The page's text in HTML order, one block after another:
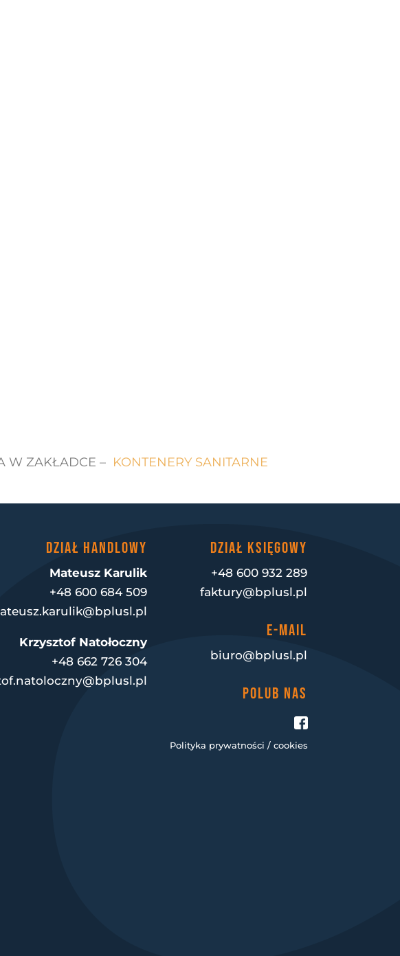
W ZAKŁADCE – KONTENERY SANITARNE
DZIAŁ HANDLOWY
Mateusz Karulik
+48 600 684 509
Krzysztof Natołoczny
+48 662 726 304
DZIAŁ KSIĘGOWY
+48 600 932 289
faktury@bplusl.pl
E-MAIL
biuro@bplusl.pl
POLUB NAS
Polityka prywatności / cookies